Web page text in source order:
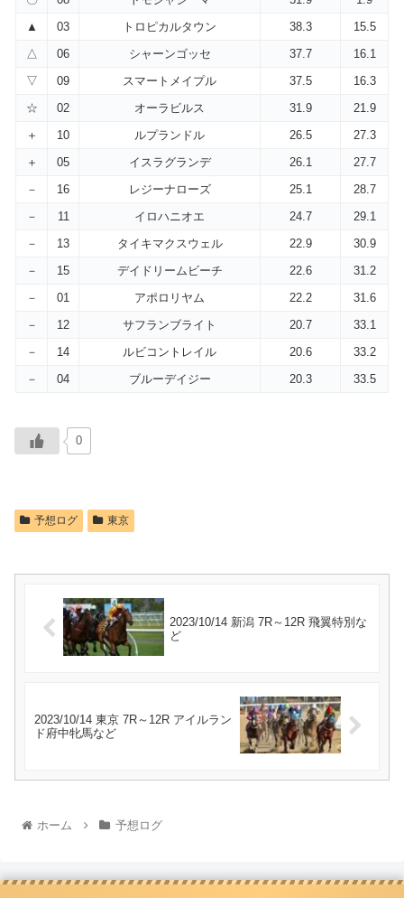
▲
03 トロピカルタウン 38.3
15.5
△
06 シャーンゴッセ 37.7
16.1
▽
09 スマートメイプル 37.5
16.3
☆
02 オーラビルス 31.9
21.9
＋
10 ルプランドル 26.5
27.3
＋
05 イスラグランデ 26.1
27.7
－
16 レジーナローズ 25.1
28.7
－
11 イロハニオエ 24.7
29.1
－
13 タイキマクスウェル 22.9
30.9
－
15 デイドリームビーチ 22.6
31.2
－
01 アポロリヤム 22.2
31.6
－
12 サフランブライト 20.7
33.1
－
14 ルビコントレイル 20.6
33.2
－
04 ブルーデイジー 20.3 33.5
0
予想ログ 東京
2023/10/14 新潟 7R～12R 飛翼特別な
ど
2023/10/14 東京 7R～12R アイルラン
ド府中牝馬など
ホーム 予想ログ